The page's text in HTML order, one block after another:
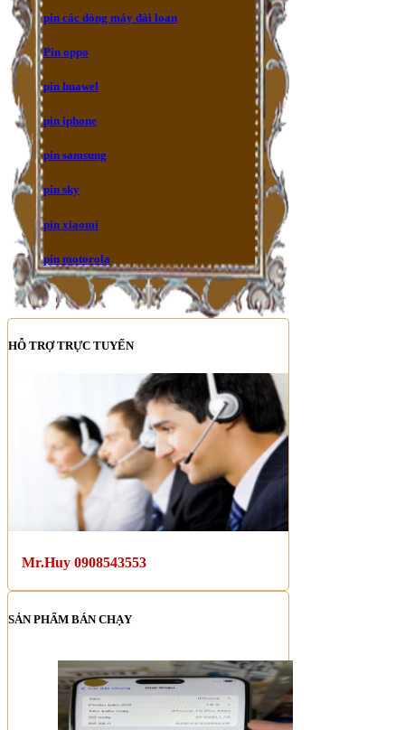
pin các dòng máy đài loan
Pin oppo
pin huawel
pin iphone
pin samsung
pin sky
pin xiaomi
pin motorola
HỖ TRỢ TRỰC TUYẾN
Mr.Huy 0908543553
SẢN PHẨM BÁN CHẠY